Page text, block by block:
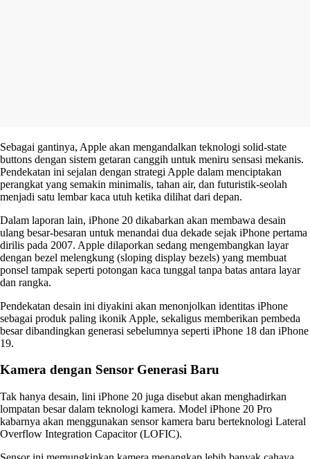
Sebagai gantinya, Apple akan mengandalkan teknologi solid-state
buttons dengan sistem getaran canggih untuk meniru sensasi mekanis.
Pendekatan ini sejalan dengan strategi Apple dalam menciptakan
perangkat yang semakin minimalis, tahan air, dan futuristik-seolah
menjadi satu lembar kaca utuh ketika dilihat dari depan.
Dalam laporan lain, iPhone 20 dikabarkan akan membawa desain
ulang besar-besaran untuk menandai dua dekade sejak iPhone pertama
dirilis pada 2007. Apple dilaporkan sedang mengembangkan layar
dengan bezel melengkung (sloping display bezels) yang membuat
ponsel tampak seperti potongan kaca tunggal tanpa batas antara layar
dan rangka.
Pendekatan desain ini diyakini akan menonjolkan identitas iPhone
sebagai produk paling ikonik Apple, sekaligus memberikan pembeda
besar dibandingkan generasi sebelumnya seperti iPhone 18 dan iPhone
19.
Kamera dengan Sensor Generasi Baru
Tak hanya desain, lini iPhone 20 juga disebut akan menghadirkan
lompatan besar dalam teknologi kamera. Model iPhone 20 Pro
kabarnya akan menggunakan sensor kamera baru berteknologi Lateral
Overflow Integration Capacitor (LOFIC).